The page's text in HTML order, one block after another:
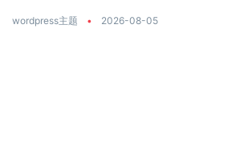
wordpress主题 • 2026-08-05